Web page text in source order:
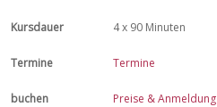
4 x 90 Minuten
Termine
Preise & Anmeldung